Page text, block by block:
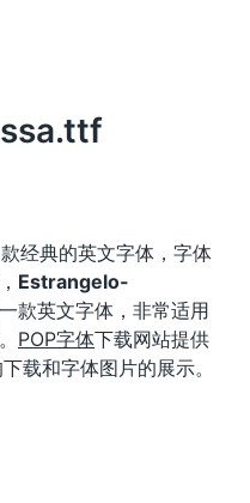
经典的英文字体，字体
Estrangelo-
款英文字体，非常适用
POP字体下载网站提供
载和字体图片的展示。